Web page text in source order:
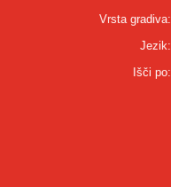
Vrsta gradiva:
Jezik:
Išči po: